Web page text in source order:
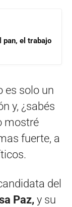
pan, el trabajo
es solo un
y, ¿sabés
mostré
fuerte, a
del
Paz, y su